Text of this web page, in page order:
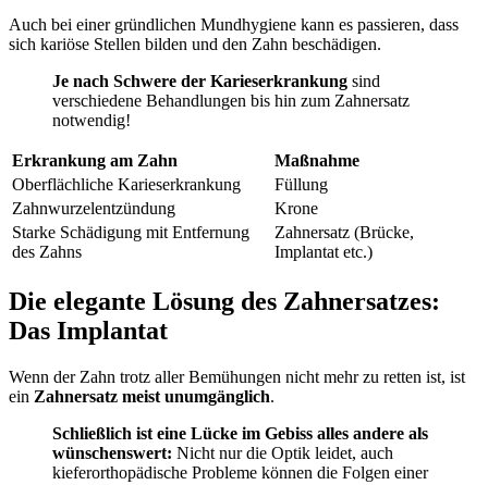
Auch bei einer gründlichen Mundhygiene kann es passieren, dass
sich kariöse Stellen bilden und den Zahn beschädigen.
Je nach Schwere der Karieserkrankung sind
verschiedene Behandlungen bis hin zum Zahnersatz
notwendig!
Erkrankung am Zahn
Maßnahme
Oberflächliche Karieserkrankung
Füllung
Zahnwurzelentzündung
Krone
Starke Schädigung mit Entfernung
des Zahns
Zahnersatz (Brücke,
Implantat etc.)
Die elegante Lösung des Zahnersatzes:
Das Implantat
Wenn der Zahn trotz aller Bemühungen nicht mehr zu retten ist, ist
ein Zahnersatz meist unumgänglich.
Schließlich ist eine Lücke im Gebiss alles andere als
wünschenswert: Nicht nur die Optik leidet, auch
kieferorthopädische Probleme können die Folgen einer